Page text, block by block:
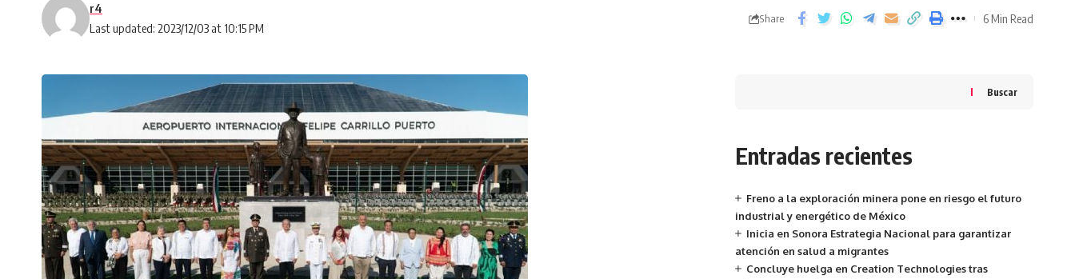
Last updated: 2023/12/03 at 10:15 PM
r4
Share 6 Min Read
Buscar
Entradas recientes
Freno a la exploración minera pone en riesgo el futuro
industrial y energético de México
Inicia en Sonora Estrategia Nacional para garantizar
atención en salud a migrantes
Concluye huelga en Creation Technologies tras